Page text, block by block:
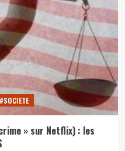
#SOCIETE
» sur Netflix) : les